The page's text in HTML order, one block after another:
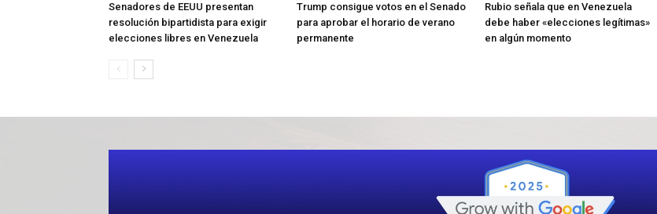
Senadores de EEUU presentan
resolución bipartidista para exigir
elecciones libres en Venezuela
Trump consigue votos en el Senado
para aprobar el horario de verano
permanente
Rubio señala que en Venezuela
debe haber «elecciones legítimas»
en algún momento